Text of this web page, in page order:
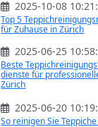
2025-10-08
Top 5
für Zuhause in Zürich
2025-06-25
Beste
dienste für
Zürich
2025-06-20
So reinigen Sie